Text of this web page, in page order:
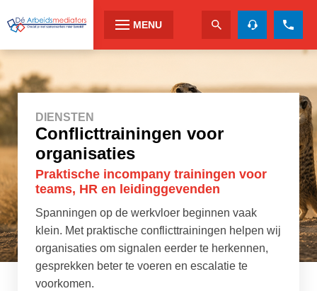
MENU
DIENSTEN
Conflicttrainingen voor
organisaties
Praktische incompany trainingen voor
teams, HR en leidinggevenden
Spanningen op de werkvloer beginnen vaak
klein. Met praktische conflicttrainingen helpen wij
organisaties om signalen eerder te herkennen,
gesprekken beter te voeren en escalatie te
voorkomen.